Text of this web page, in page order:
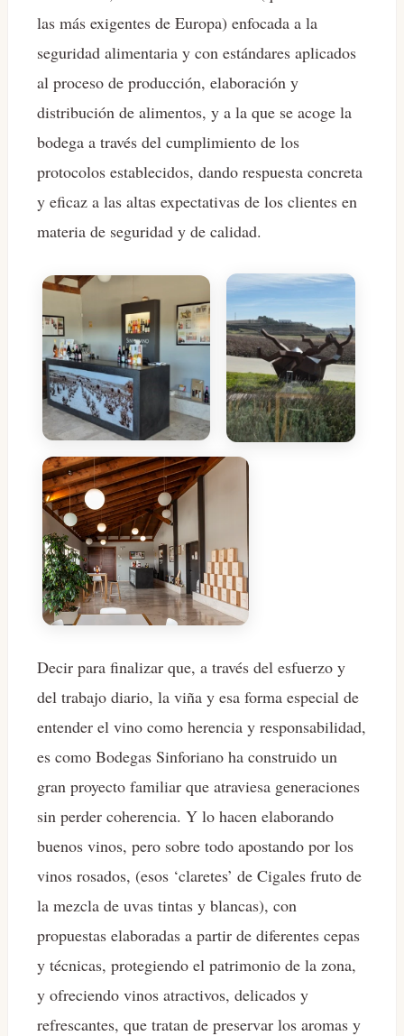
las más exigentes de Europa) enfocada a la
seguridad alimentaria y con estándares aplicados
al proceso de producción, elaboración y
distribución de alimentos, y a la que se acoge la
bodega a través del cumplimiento de los
protocolos establecidos, dando respuesta concreta
y eficaz a las altas expectativas de los clientes en
materia de seguridad y de calidad.
Decir para finalizar que, a través del esfuerzo y
del trabajo diario, la viña y esa forma especial de
entender el vino como herencia y responsabilidad,
es como Bodegas Sinforiano ha construido un
gran proyecto familiar que atraviesa generaciones
sin perder coherencia. Y lo hacen elaborando
buenos vinos, pero sobre todo apostando por los
vinos rosados, (esos ‘claretes’ de Cigales fruto de
la mezcla de uvas tintas y blancas), con
propuestas elaboradas a partir de diferentes cepas
y técnicas, protegiendo el patrimonio de la zona,
y ofreciendo vinos atractivos, delicados y
refrescantes, que tratan de preservar los aromas y